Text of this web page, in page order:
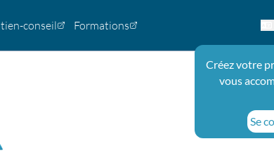
conseil Formations
Créez votre
vous
Se